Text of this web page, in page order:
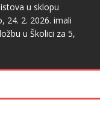
u sklopu
24. 2. 2026. imali
u Školici za 5,